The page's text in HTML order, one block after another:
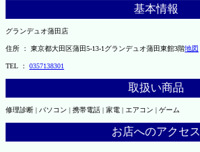
基本情報
グランデュオ蒲田店
住所 ： 東京都大田区蒲田5-13-1グランデュオ蒲田東館3階地図
TEL ： 0357138301
取扱い商品
修理診断 | パソコン | 携帯電話 | 家電 | エアコン | ゲーム
お店へのアクセス